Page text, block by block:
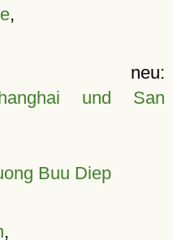
,
und San
Buu Diep
,